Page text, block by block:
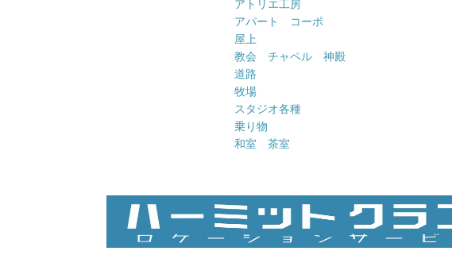
アトリエ工房
アパート コーポ
屋上
教会 チャペル 神殿
道路
牧場
スタジオ各種
乗り物
和室 茶室